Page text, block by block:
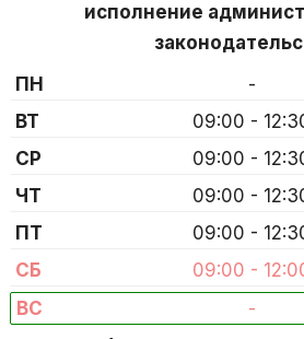
исполнение
ПН
-
ВТ 09:00 -
СР 09:00 -
ЧТ 09:00 -
ПТ 09:00 -
СБ 09:00 -
ВС -